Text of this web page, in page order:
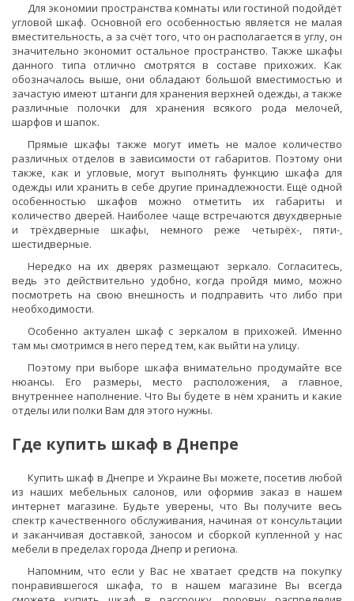
Для экономии пространства комнаты или гостиной подойдёт
угловой шкаф. Основной его особенностью является не малая
вместительность, а за счёт того, что он располагается в углу, он
значительно экономит остальное пространство. Также шкафы
данного типа отлично смотрятся в составе прихожих. Как
обозначалось выше, они обладают большой вместимостью и
зачастую имеют штанги для хранения верхней одежды, а также
различные полочки для хранения всякого рода мелочей,
шарфов и шапок.
Прямые шкафы также могут иметь не малое количество
различных отделов в зависимости от габаритов. Поэтому они
также, как и угловые, могут выполнять функцию шкафа для
одежды или хранить в себе другие принадлежности. Ещё одной
особенностью шкафов можно отметить их габариты и
количество дверей. Наиболее чаще встречаются двухдверные
и трёхдверные шкафы, немного реже четырёх-, пяти-,
шестидверные.
Нередко на их дверях размещают зеркало. Согласитесь,
ведь это действительно удобно, когда пройдя мимо, можно
посмотреть на свою внешность и подправить что либо при
необходимости.
Особенно актуален шкаф с зеркалом в прихожей. Именно
там мы смотримся в него перед тем, как выйти на улицу.
Поэтому при выборе шкафа внимательно продумайте все
нюансы. Его размеры, место расположения, а главное,
внутреннее наполнение. Что Вы будете в нём хранить и какие
отделы или полки Вам для этого нужны.
Где купить шкаф в Днепре
Купить шкаф в Днепре и Украине Вы можете, посетив любой
из наших мебельных салонов, или оформив заказ в нашем
интернет магазине. Будьте уверены, что Вы получите весь
спектр качественного обслуживания, начиная от консультации
и заканчивая доставкой, заносом и сборкой купленной у нас
мебели в пределах города Днепр и региона.
Напомним, что если у Вас не хватает средств на покупку
понравившегося шкафа, то в нашем магазине Вы всегда